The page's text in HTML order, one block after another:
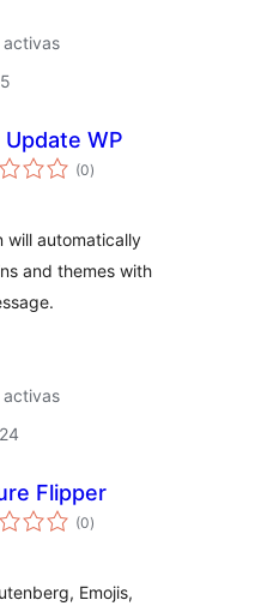
activas
WP
(0valoraciones
en
)
will automatically
and themes with
activas
Flipper
(0valoraciones
en
)
Emojis,